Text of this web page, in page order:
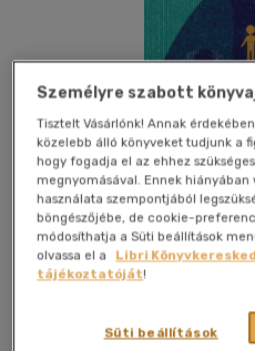
Beleolvasok
Typotex Elektronikus Kiadó Kft.
Személyre szabott
Tisztelt Vásárlónk! Annak
közelebb álló könyveket tudjunk a
hogy fogadja el az ehhez
megnyomásával. Ennek
használata szempontjából
böngészőjébe, de cookie-
módosíthatja a Süti beállítások
olvassa el a
Libri
tájékoztatóját!
Süti beállítások